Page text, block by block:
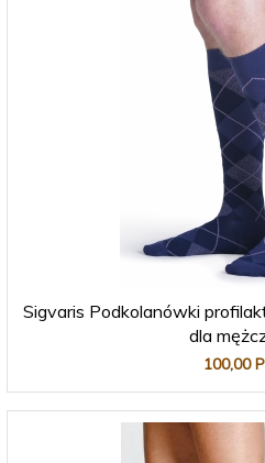
Sigvaris Podkolanówki
dla
100,00